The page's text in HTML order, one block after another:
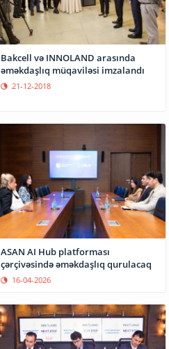
Bakcell və INNOLAND arasında
əməkdaşlıq müqaviləsi imzalandı
21-12-2018
ASAN AI Hub platforması
çərçivəsində əməkdaşlıq qurulacaq
16-04-2026